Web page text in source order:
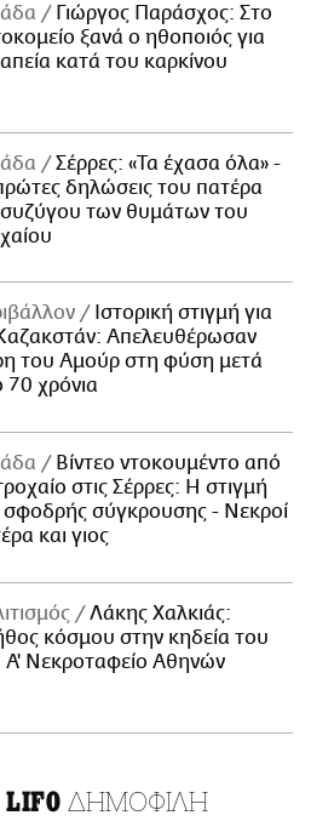
Γιώργος Παράσχος: Στο
ξανά ο ηθοποιός για
κατά του καρκίνου
Σέρρες: «Τα έχασα όλα» -
δηλώσεις του πατέρα
συζύγου των θυμάτων του
Ιστορική στιγμή για
Απελευθέρωσαν
του Αμούρ στη φύση μετά
70 χρόνια
Βίντεο ντοκουμέντο από
στις Σέρρες: Η στιγμή
σφοδρής σύγκρουσης - Νεκροί
και γιος
Λάκης Χαλκιάς:
κόσμου στην κηδεία του
Α' Νεκροταφείο Αθηνών
LIFO ΔΗΜΟΦΙΛΗ